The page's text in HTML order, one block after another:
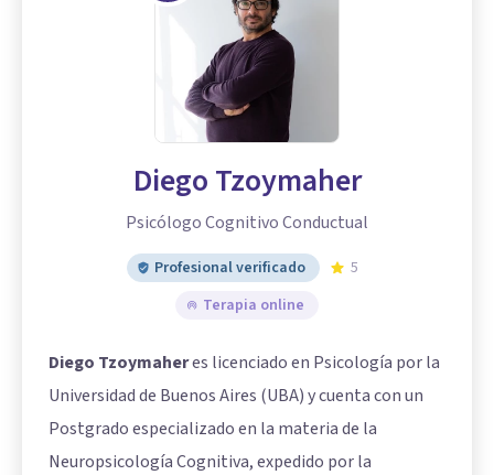
Diego Tzoymaher
Psicólogo Cognitivo Conductual
Profesional verificado
5
Terapia online
Diego Tzoymaheres licenciado en Psicología por la
Universidad de Buenos Aires (UBA) y cuenta con un
Postgrado especializado en la materia de la
Neuropsicología Cognitiva, expedido por la